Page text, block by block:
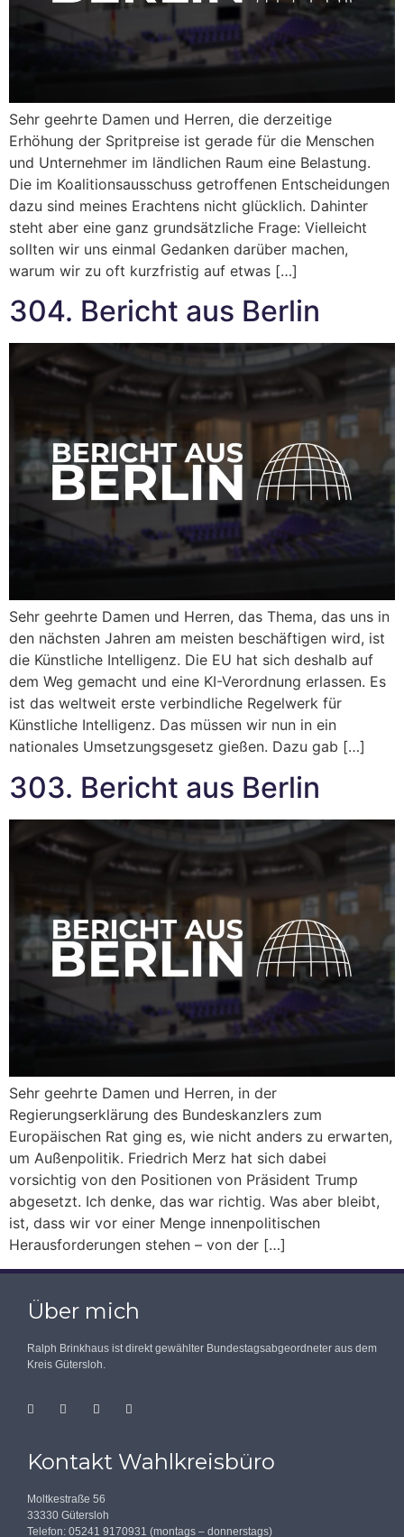
Sehr geehrte Damen und Herren, die derzeitige
Erhöhung der Spritpreise ist gerade für die Menschen
und Unternehmer im ländlichen Raum eine Belastung.
Die im Koalitionsausschuss getroffenen Entscheidungen
dazu sind meines Erachtens nicht glücklich. Dahinter
steht aber eine ganz grundsätzliche Frage: Vielleicht
sollten wir uns einmal Gedanken darüber machen,
warum wir zu oft kurzfristig auf etwas […]
304. Bericht aus Berlin
Sehr geehrte Damen und Herren, das Thema, das uns in
den nächsten Jahren am meisten beschäftigen wird, ist
die Künstliche Intelligenz. Die EU hat sich deshalb auf
dem Weg gemacht und eine KI-Verordnung erlassen. Es
ist das weltweit erste verbindliche Regelwerk für
Künstliche Intelligenz. Das müssen wir nun in ein
nationales Umsetzungsgesetz gießen. Dazu gab […]
303. Bericht aus Berlin
Sehr geehrte Damen und Herren, in der
Regierungserklärung des Bundeskanzlers zum
Europäischen Rat ging es, wie nicht anders zu erwarten,
um Außenpolitik. Friedrich Merz hat sich dabei
vorsichtig von den Positionen von Präsident Trump
abgesetzt. Ich denke, das war richtig. Was aber bleibt,
ist, dass wir vor einer Menge innenpolitischen
Herausforderungen stehen – von der […]
Über mich
Ralph Brinkhaus ist direkt gewählter Bundestagsabgeordneter aus dem
Kreis Gütersloh.
Kontakt Wahlkreisbüro
Moltkestraße 56
33330 Gütersloh
Telefon: 05241 9170931 (montags – donnerstags)